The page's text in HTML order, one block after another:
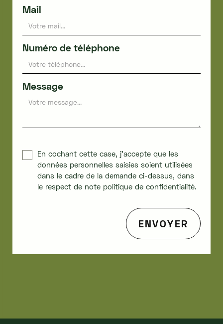
Mail
Numéro de téléphone
Message
En cochant cette case, j'accepte que les
données personnelles saisies soient utilisées
dans le cadre de la demande ci-dessus, dans
le respect de note politique de confidentialité.